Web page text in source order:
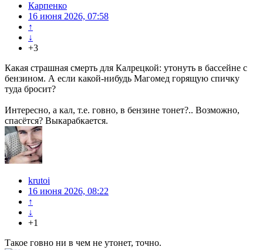
Карпенко
16 июня 2026, 07:58
↑
↓
+3
Какая страшная смерть для Калрецкой: утонуть в бассейне с
бензином. А если какой-нибудь Магомед горящую спичку
туда бросит?
Интересно, а кал, т.е. говно, в бензине тонет?.. Возможно,
спасётся? Выкарабкается.
krutoi
16 июня 2026, 08:22
↑
↓
+1
Такое говно ни в чем не утонет, точно.